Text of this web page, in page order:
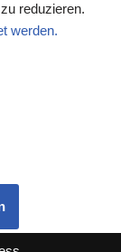
reduzieren.
werden.